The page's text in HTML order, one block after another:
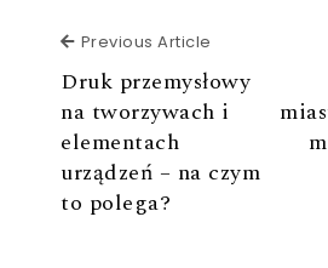
Previous Article
Druk przemysłowy
na tworzywach i
elementach
urządzeń – na czym
to polega?